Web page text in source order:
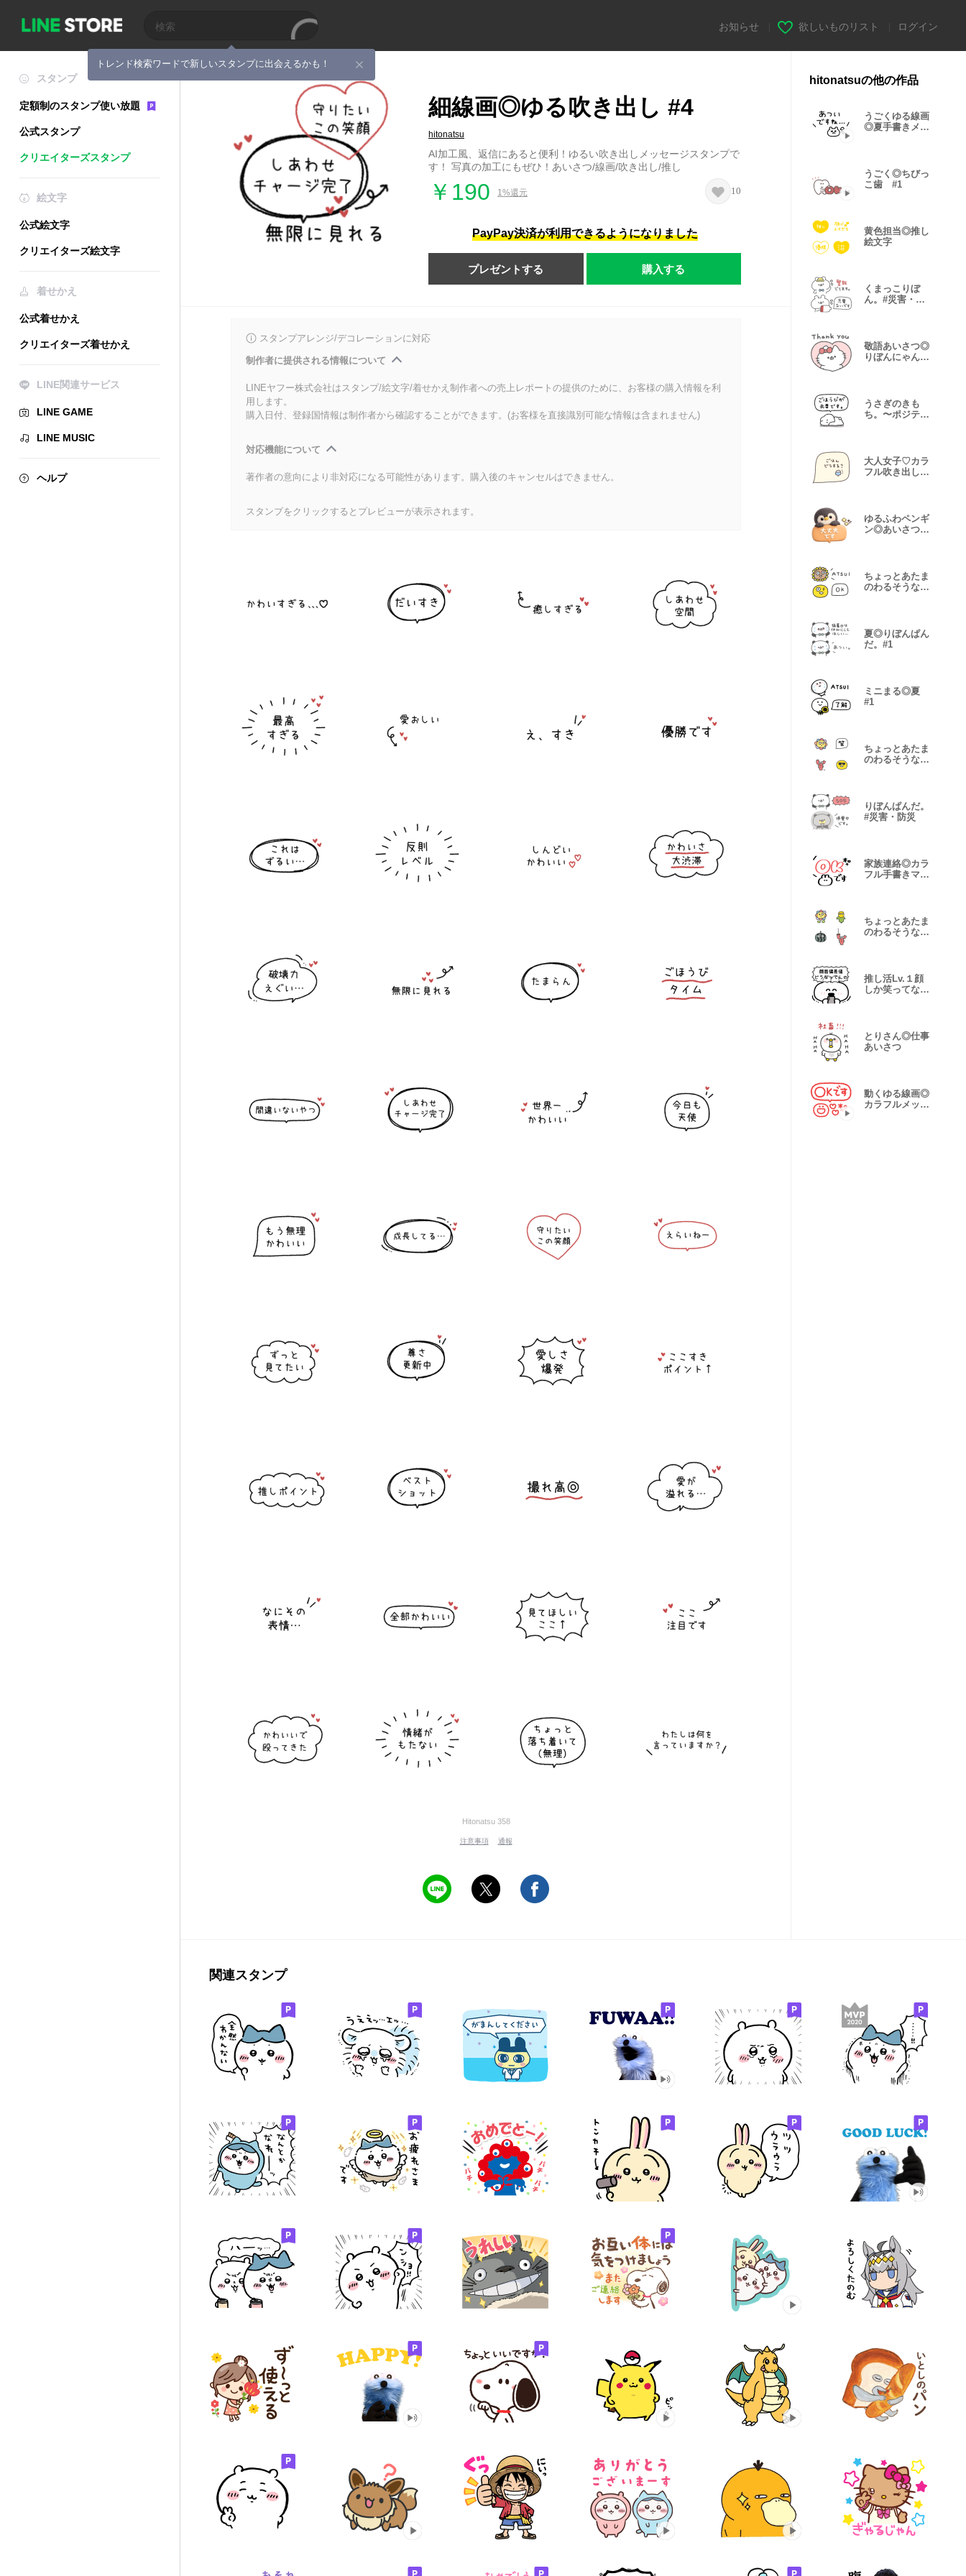
トレンド検索ワードで新しいスタンプに出会えるかも！
お知らせ 欲しいものリスト ログイン
スタンプ
定額制のスタンプ使い放題
公式スタンプ
クリエイターズスタンプ
絵文字
公式絵文字
クリエイターズ絵文字
着せかえ
公式着せかえ
クリエイターズ着せかえ
LINE関連サービス
LINE GAME
LINE MUSIC
ヘルプ
細線画◎ゆる吹き出し #4
hitonatsu
AI加工風、返信にあると便利！ゆるい吹き出しメッセージスタンプで
す！ 写真の加工にもぜひ！あいさつ/線画/吹き出し/推し
￥190 1%還元 10
PayPay決済が利用できるようになりました
プレゼントする 購入する
スタンプアレンジ/デコレーションに対応
制作者に提供される情報について
LINEヤフー株式会社はスタンプ/絵文字/着せかえ制作者への売上レポートの提供のために、お客様の購入情報を利
用します。
購入日付、登録国情報は制作者から確認することができます。(お客様を直接識別可能な情報は含まれません)
対応機能について
著作者の意向により非対応になる可能性があります。購入後のキャンセルはできません。
スタンプをクリックするとプレビューが表示されます。
Hitonatsu 358
注意事項 通報
hitonatsuの他の作品
うごくゆる線画
◎夏手書きメッ
うごく◎ちびっ
こ歯 #1
黄色担当◎推し
絵文字
くまっこりぼ
ん。#災害・防
敬語あいさつ◎
りぼんにゃん
うさぎのきも
ち。〜ポジティ
大人女子♡カラ
フル吹き出し
ゆるふわペンギ
ン◎あいさつ
ちょっとあたま
のわるそうな仲
夏◎りぼんぱん
だ。#1
ミニまる◎夏
#1
ちょっとあたま
のわるそうな仲
りぼんぱんだ。
#災害・防災
家族連絡◎カラ
フル手書きマー
ちょっとあたま
のわるそうな仲
推し活Lv.１顔
しか笑ってない
とりさん◎仕事
あいさつ
動くゆる線画◎
カラフルメッセ
関連スタンプ